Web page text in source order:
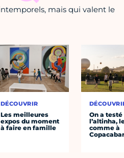
mais qui valent le
DÉCOUVRIR
Les meilleures
expos du moment
à faire en famille
On a testé
l’altinha,
comme à